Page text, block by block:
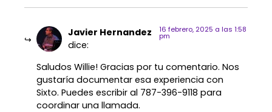
Javier Hernandez
dice:
16 febrero, 2025 a las 1:58
pm
Saludos Willie! Gracias por tu comentario. Nos
gustaría documentar esa experiencia con
Sixto. Puedes escribir al 787-396-9118 para
coordinar una llamada.